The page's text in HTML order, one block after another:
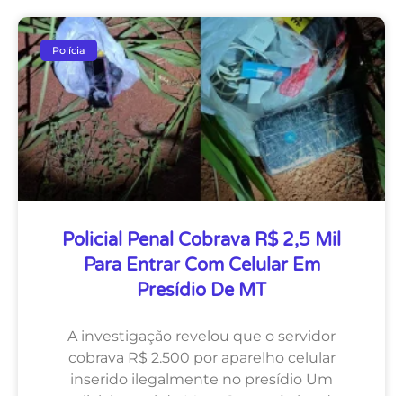
Polícia
Policial Penal Cobrava R$ 2,5 Mil
Para Entrar Com Celular Em
Presídio De MT
A investigação revelou que o servidor
cobrava R$ 2.500 por aparelho celular
inserido ilegalmente no presídio Um